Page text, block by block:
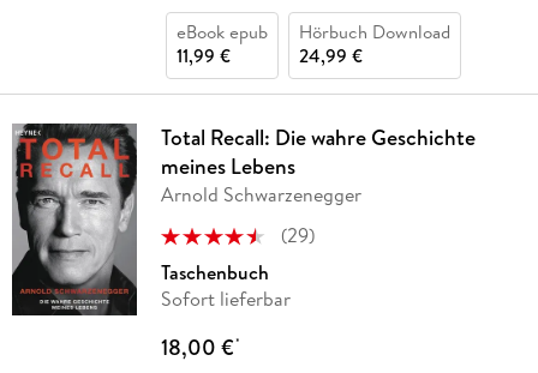
eBook epub
11,99 €
Hörbuch Download
24,99 €
Total Recall: Die wahre Geschichte
meines Lebens
Arnold Schwarzenegger
(29)
Taschenbuch
Sofort lieferbar
18,00 €*